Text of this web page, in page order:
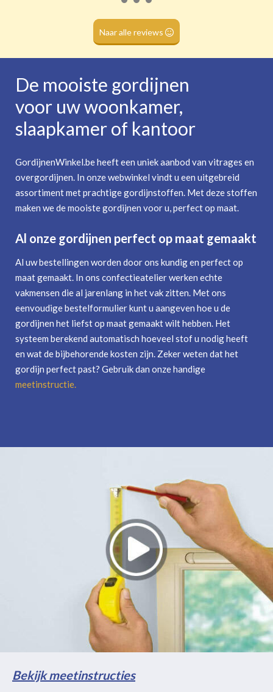
(dubbele tunnel)
Naar alle reviews
De mooiste gordijnen
voor uw woonkamer,
slaapkamer of kantoor
GordijnenWinkel.be heeft een uniek aanbod van vitrages en
overgordijnen. In onze webwinkel vindt u een uitgebreid
assortiment met prachtige gordijnstoffen. Met deze stoffen
maken we de mooiste gordijnen voor u, perfect op maat.
Al onze gordijnen perfect op maat gemaakt
Al uw bestellingen worden door ons kundig en perfect op
maat gemaakt. In ons confectieatelier werken echte
vakmensen die al jarenlang in het vak zitten. Met ons
eenvoudige bestelformulier kunt u aangeven hoe u de
gordijnen het liefst op maat gemaakt wilt hebben. Het
systeem berekend automatisch hoeveel stof u nodig heeft
en wat de bijbehorende kosten zijn. Zeker weten dat het
gordijn perfect past? Gebruik dan onze handige
meetinstructie.
Bekijk meetinstructies